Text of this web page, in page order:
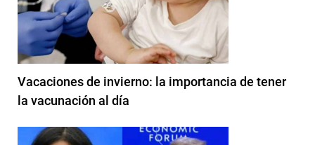
Vacaciones de invierno: la importancia de tener
la vacunación al día